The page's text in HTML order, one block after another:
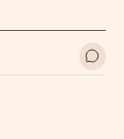
Ir a